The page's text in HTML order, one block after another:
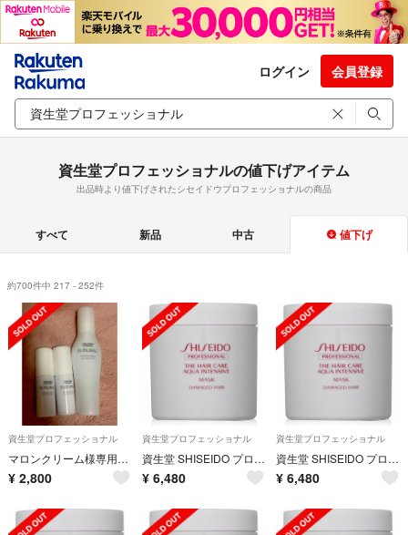
ログイン 会員登録
資生堂プロフェッショナルの値下げアイテム
出品時より値下げされたシセイドウプロフェッショナルの商品
すべて 新品 中古 値下げ
約700件中 217 - 252件
資生堂プロフェッショナル
マロンクリーム様専用♡♡
¥ 2,800
資生堂プロフェッショナル
資生堂 SHISEIDO プロフェッショナル アクアインテンシブ マスク
¥ 6,480
資生堂プロフェッショナル
資生堂 SHISEIDO プロフェッショナル アクアインテンシブ マスク
¥ 6,480